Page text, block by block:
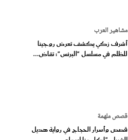
مشاهير العرب
أشرف زكي يكشف تعرض روجينا
للظلم في مسلسل "البرنس": تقاض...
قصص ملهمة
قصص وأسرار الحجاج في رواية هديل